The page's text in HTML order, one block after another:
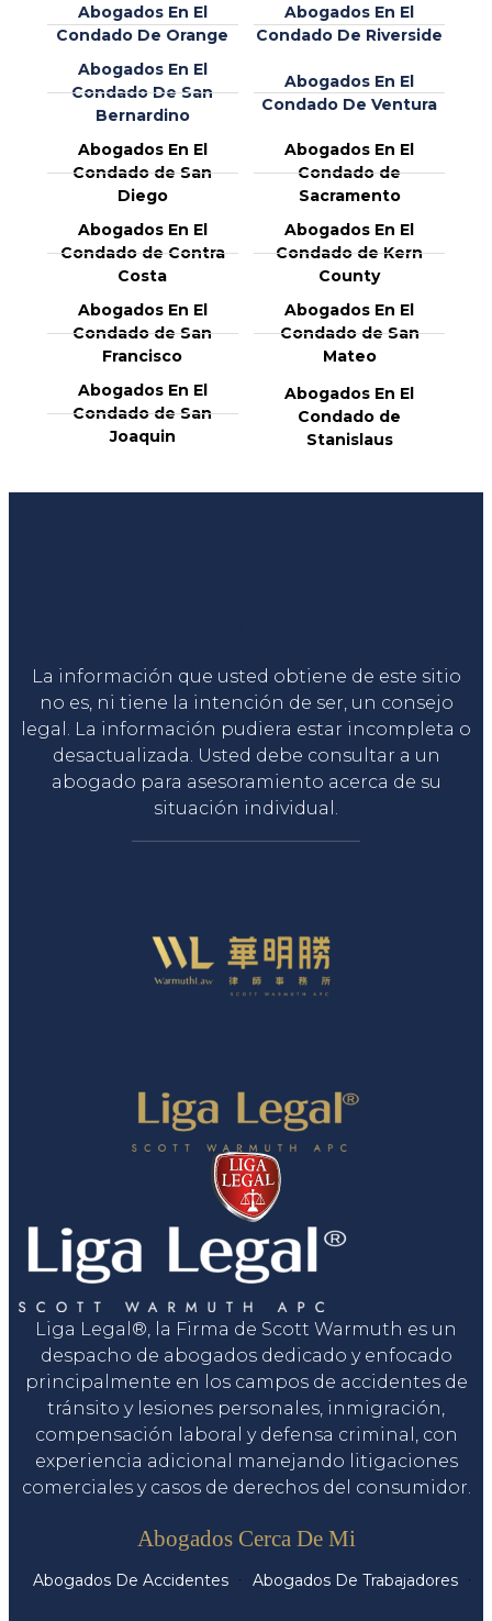
Abogados En El
Condado De Orange
Abogados En El
Condado De Riverside
Abogados En El
Condado De San
Bernardino
Abogados En El
Condado De Ventura
Abogados En El
Condado de San
Diego
Abogados En El
Condado de
Sacramento
Abogados En El
Condado de Contra
Costa
Abogados En El
Condado de Kern
County
Abogados En El
Condado de San
Francisco
Abogados En El
Condado de San
Mateo
Abogados En El
Condado de San
Joaquin
Abogados En El
Condado de
Stanislaus
La información que usted obtiene de este sitio
no es, ni tiene la intención de ser, un consejo
legal. La información pudiera estar incompleta o
desactualizada. Usted debe consultar a un
abogado para asesoramiento acerca de su
situación individual.
Liga Legal®, la Firma de Scott Warmuth es un
despacho de abogados dedicado y enfocado
principalmente en los campos de accidentes de
tránsito y lesiones personales, inmigración,
compensación laboral y defensa criminal, con
experiencia adicional manejando litigaciones
comerciales y casos de derechos del consumidor.
Abogados Cerca De Mi
Abogados De Accidentes Abogados De Trabajadores